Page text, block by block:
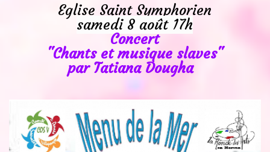
Eglise Saint Symphorien
samedi 8 août 17h
Concert
"Chants et musique slaves"
par Tatiana Dougha